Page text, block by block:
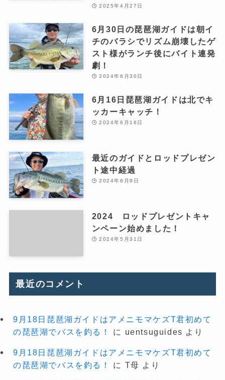
2025年4月27日
6月30日の琵琶湖ガイドは朝イ
チのバラシでリズム崩壊したゲ
スト様がランチ後にバイト連発
劇！
2024年6月30日
6月16日琵琶湖ガイドは北でキ
ッカーキャッチ！
2024年6月16日
最近のガイドとロッドプレゼン
ト途中経過
2024年6月9日
2024 ロッドプレゼントキャ
ンペーン始めました！
2024年5月31日
最近のコメント
9月18日琵琶湖ガイドはアメニモマケズT君初めて
の琵琶湖でバスを釣る！
に uentsuguides より
9月18日琵琶湖ガイドはアメニモマケズT君初めて
の琵琶湖でバスを釣る！
に T母 より